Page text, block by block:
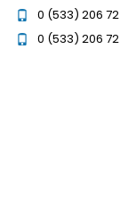
0 (533) 206
0 (533) 206